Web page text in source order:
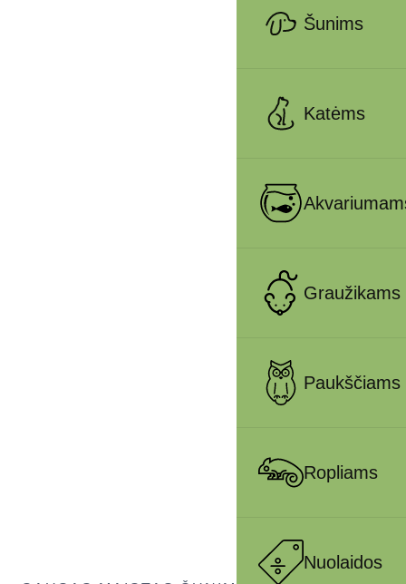
Šunims
Katėms
Graužikams
Paukščiams
Ropliams
Nuolaidos